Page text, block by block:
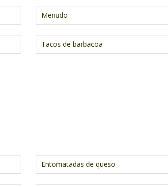
Menudo
Tacos de barbacoa
Entomatadas de queso